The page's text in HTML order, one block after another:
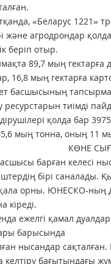
«Беларус 1221»
және агродрондар
беріп отыр.
89,7 мың гектарға
16,8 мың гектарға
басшысының
ресурстарын тиімді
қолда бар
мың тонна, оның 11
СЫҒАНАҚ
барған келесі
бірі
орны. ЮНЕСКО-ның
кіреді.
ежелгі қамал
барысында
нысандар
келтіру бағытындағы